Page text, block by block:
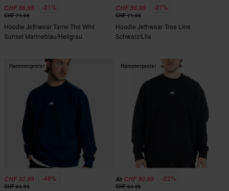
CHF 56.95 -21%
CHF 71.95
Hoodie Jethwear Tame The Wild
Sunset Marineblau/Hellgrau
CHF 56.95 -21%
CHF 71.95
Hoodie Jethwear Tree Line
Schwarz/Lila
Hammerpreis!
CHF 32.95 -49%
CHF 64.95
Hammerpreis!
Ab CHF 50.95 -22%
CHF 64.95